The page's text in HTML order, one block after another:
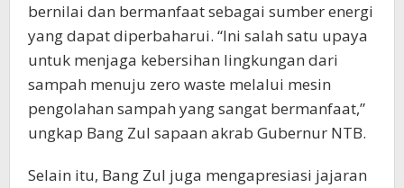
bernilai dan bermanfaat sebagai sumber energi
yang dapat diperbaharui. “Ini salah satu upaya
untuk menjaga kebersihan lingkungan dari
sampah menuju zero waste melalui mesin
pengolahan sampah yang sangat bermanfaat,”
ungkap Bang Zul sapaan akrab Gubernur NTB.
Selain itu, Bang Zul juga mengapresiasi jajaran